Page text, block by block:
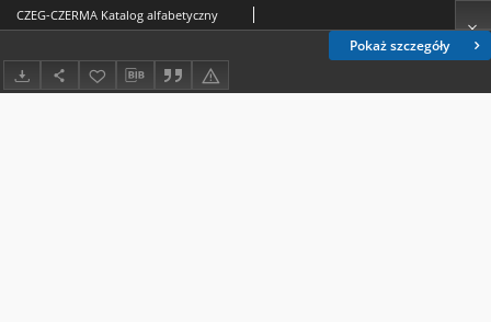
Pokaż szczegóły
CZEG-CZERMA Katalog alfabetyczny